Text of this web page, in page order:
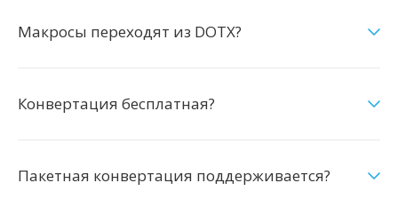
Макросы переходят из DOTX?
Конвертация бесплатная?
Пакетная конвертация поддерживается?